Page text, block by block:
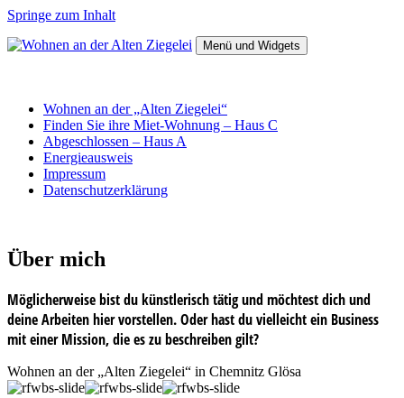
Springe zum Inhalt
Menü und Widgets
Wohnen an der „Alten Ziegelei“
Finden Sie ihre Miet-Wohnung – Haus C
Abgeschlossen – Haus A
Energieausweis
Impressum
Datenschutzerklärung
Über mich
Möglicherweise bist du künstlerisch tätig und möchtest dich und
deine Arbeiten hier vorstellen. Oder hast du vielleicht ein Business
mit einer Mission, die es zu beschreiben gilt?
Wohnen an der „Alten Ziegelei“ in Chemnitz Glösa